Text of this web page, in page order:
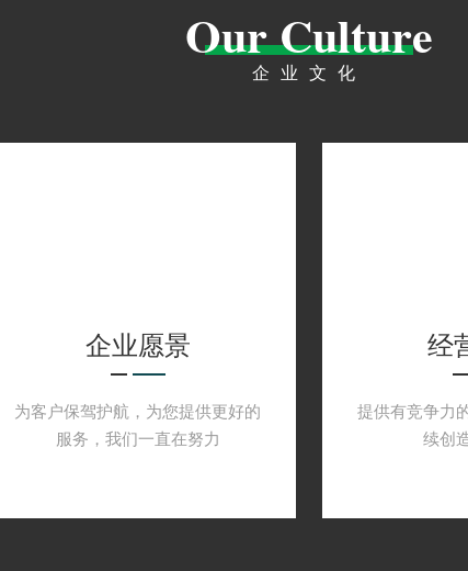
Our Culture
企业文化
企业愿景
为客户保驾护航，为您提供更好的
服务，我们一直在努力
经
提供有竞争力
续创